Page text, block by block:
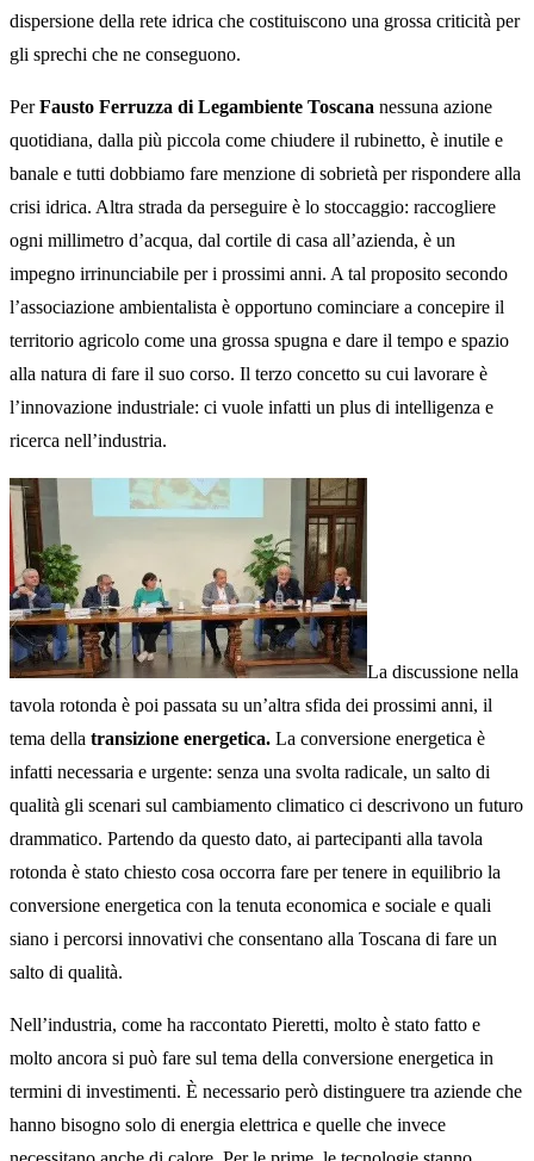
dispersione della rete idrica che costituiscono una grossa criticità per
gli sprechi che ne conseguono.
PerFausto Ferruzza di Legambiente Toscana nessuna azione
quotidiana, dalla più piccola come chiudere il rubinetto, è inutile e
banale e tutti dobbiamo fare menzione di sobrietà per rispondere alla
crisi idrica. Altra strada da perseguire è lo stoccaggio: raccogliere
ogni millimetro d’acqua, dal cortile di casa all’azienda, è un
impegno irrinunciabile per i prossimi anni. A tal proposito secondo
l’associazione ambientalista è opportuno cominciare a concepire il
territorio agricolo come una grossa spugna e dare il tempo e spazio
alla natura di fare il suo corso. Il terzo concetto su cui lavorare è
l’innovazione industriale: ci vuole infatti un plus di intelligenza e
ricerca nell’industria.
La discussione nella
tavola rotonda è poi passata su un’altra sfida dei prossimi anni, il
tema della transizione energetica. La conversione energetica è
infatti necessaria e urgente: senza una svolta radicale, un salto di
qualità gli scenari sul cambiamento climatico ci descrivono un futuro
drammatico. Partendo da questo dato, ai partecipanti alla tavola
rotonda è stato chiesto cosa occorra fare per tenere in equilibrio la
conversione energetica con la tenuta economica e sociale e quali
siano i percorsi innovativi che consentano alla Toscana di fare un
salto di qualità.
Nell’industria, come ha raccontato Pieretti, molto è stato fatto e
molto ancora si può fare sul tema della conversione energetica in
termini di investimenti. È necessario però distinguere tra aziende che
hanno bisogno solo di energia elettrica e quelle che invece